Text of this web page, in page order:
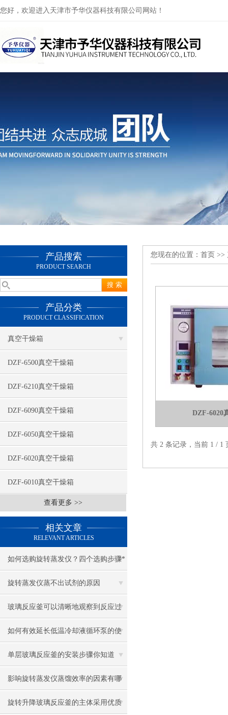
您好，欢迎进入天津市予华仪器科技有限公司网站！
产品搜索
PRODUCT SEARCH
产品分类
PRODUCT CLASSIFICATION
真空干燥箱
DZF-6500真空干燥箱
DZF-6210真空干燥箱
DZF-6090真空干燥箱
DZF-6050真空干燥箱
DZF-6020真空干燥箱
DZF-6010真空干燥箱
查看更多 >>
相关文章
RELEVANT ARTICLES
如何选购旋转蒸发仪？四个选购步骤*
旋转蒸发仪蒸不出试剂的原因
玻璃反应釜可以清晰地观察到反应过
程中物质的变化情况
如何有效延长低温冷却液循环泵的使
用寿命？
单层玻璃反应釜的安装步骤你知道
吗？
影响旋转蒸发仪蒸馏效率的因素有哪
些
旋转升降玻璃反应釜的主体采用优质
您现在的位置： 首页 >>
DZF-6020
共 2 条记录，当前 1 /